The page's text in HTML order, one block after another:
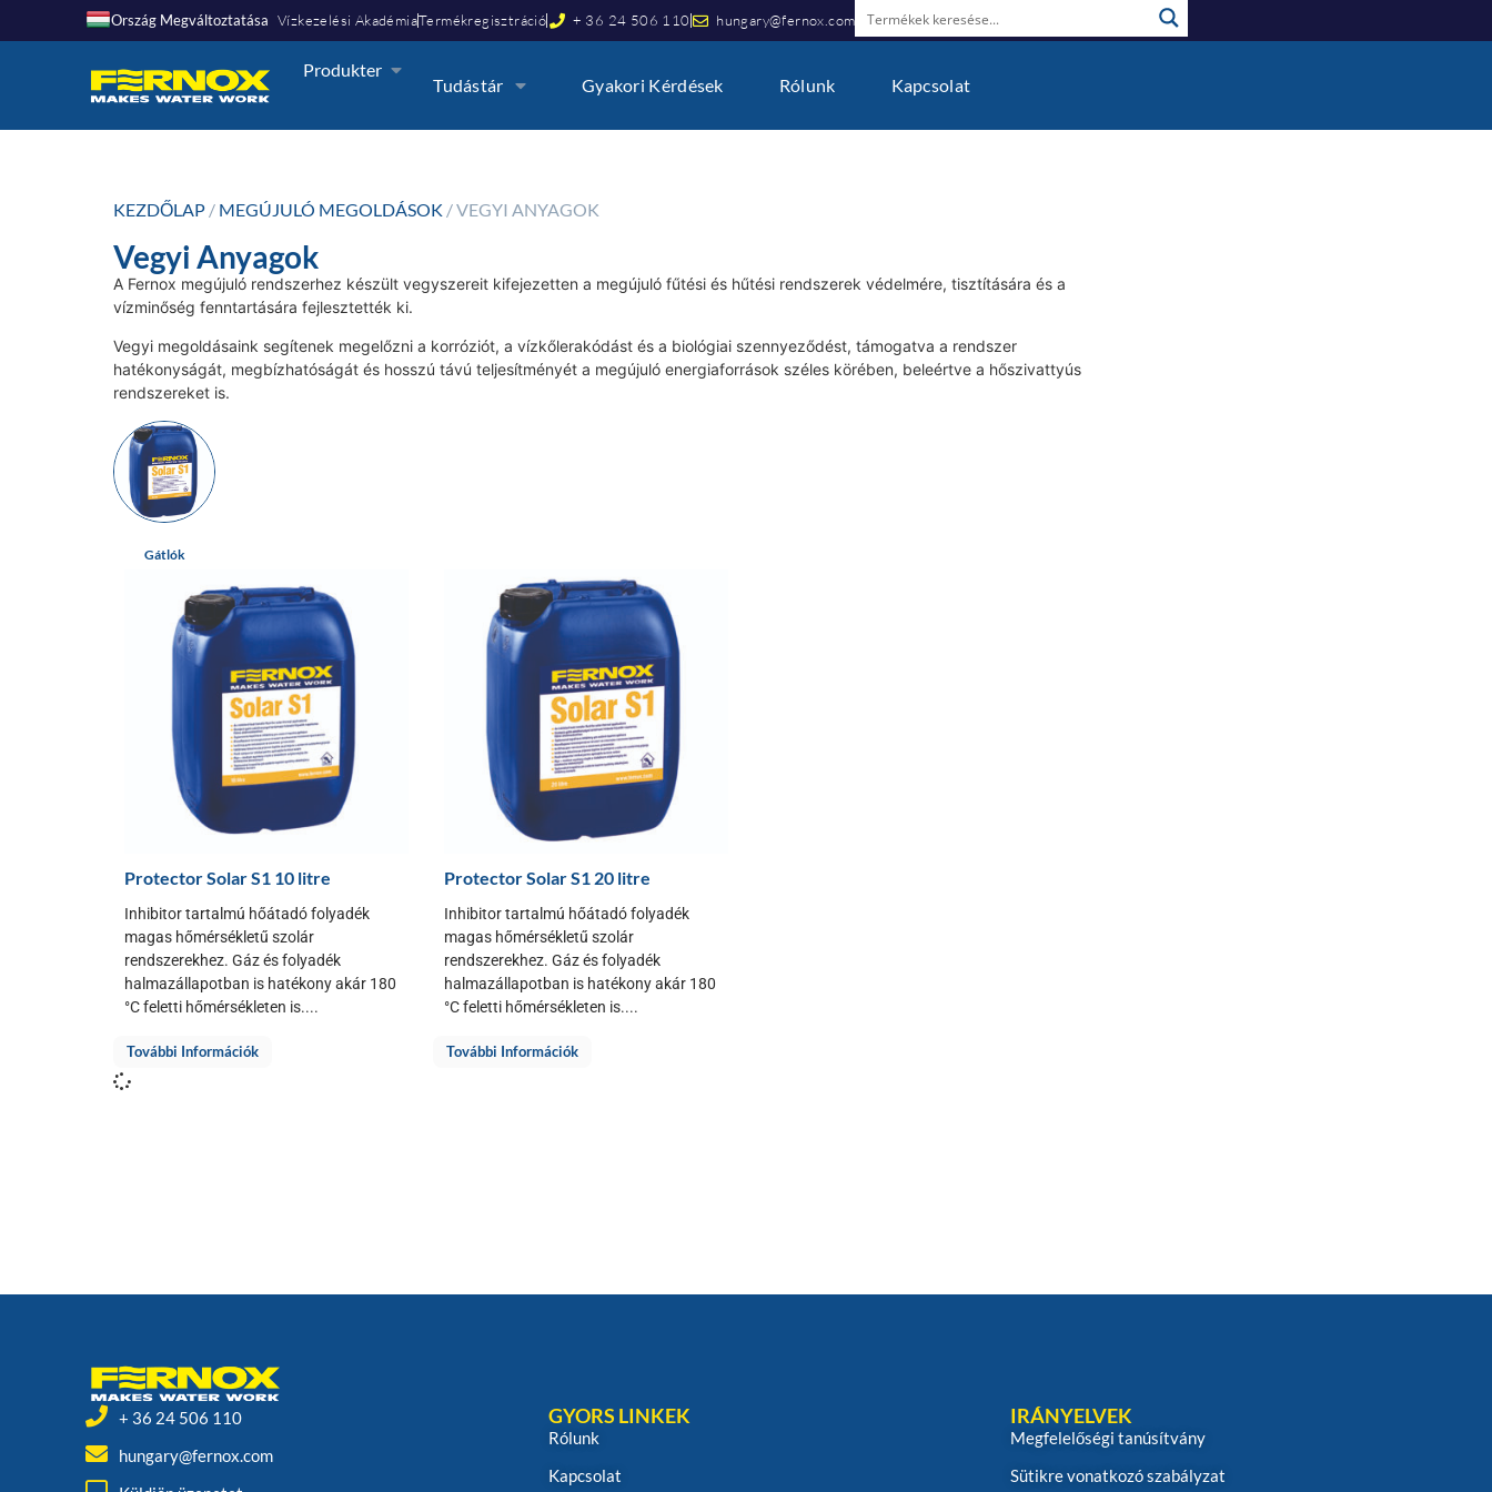
Ország Megváltoztatása Vízkezelési AkadémiaTermékregisztráció + 36 24 506 110 hungary@fernox.com
Produkter
Tudástár Gyakori Kérdések Rólunk Kapcsolat
KEZDŐLAP / MEGÚJULÓ MEGOLDÁSOK / VEGYI ANYAGOK
Vegyi Anyagok
A Fernox megújuló rendszerhez készült vegyszereit kifejezetten a megújuló fűtési és hűtési rendszerek védelmére, tisztítására és a
vízminőség fenntartására fejlesztették ki.
Vegyi megoldásaink segítenek megelőzni a korróziót, a vízkőlerakódást és a biológiai szennyeződést, támogatva a rendszer
hatékonyságát, megbízhatóságát és hosszú távú teljesítményét a megújuló energiaforrások széles körében, beleértve a hőszivattyús
rendszereket is.
Gátlók
Protector Solar S1 10 litre
Inhibitor tartalmú hőátadó folyadék
magas hőmérsékletű szolár
rendszerekhez. Gáz és folyadék
halmazállapotban is hatékony akár 180
°C feletti hőmérsékleten is....
További Információk
Protector Solar S1 20 litre
Inhibitor tartalmú hőátadó folyadék
magas hőmérsékletű szolár
rendszerekhez. Gáz és folyadék
halmazállapotban is hatékony akár 180
°C feletti hőmérsékleten is....
További Információk
+ 36 24 506 110
hungary@fernox.com
GYORS LINKEK
Rólunk
Kapcsolat
IRÁNYELVEK
Megfelelőségi tanúsítvány
Sütikre vonatkozó szabályzat